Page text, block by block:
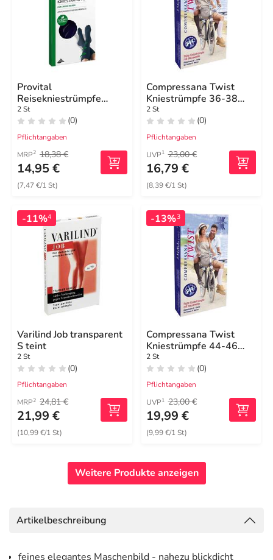
Provital
Reisekniestrümpfe
Größe 39 - 42 marine
2 St
(0)
Pflichtangaben
MRP2 18,38 €
14,95 €
(7,47 €/1 St)
Compressana Twist
Kniestrümpfe 36-38
anthrazit
2 St
(0)
Pflichtangaben
UVP1 23,00 €
16,79 €
(8,39 €/1 St)
-11%4
Varilind Job transparent
S teint
2 St
(0)
Pflichtangaben
MRP2 24,81 €
21,99 €
(10,99 €/1 St)
-13%3
Compressana Twist
Kniestrümpfe 44-46
vanilla
2 St
(0)
Pflichtangaben
UVP1 23,00 €
19,99 €
(9,99 €/1 St)
Weitere Produkte anzeigen
Artikelbeschreibung
feines elegantes Maschenbild - nahezu blickdicht